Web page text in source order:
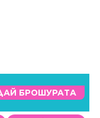
БРОШУРАТА